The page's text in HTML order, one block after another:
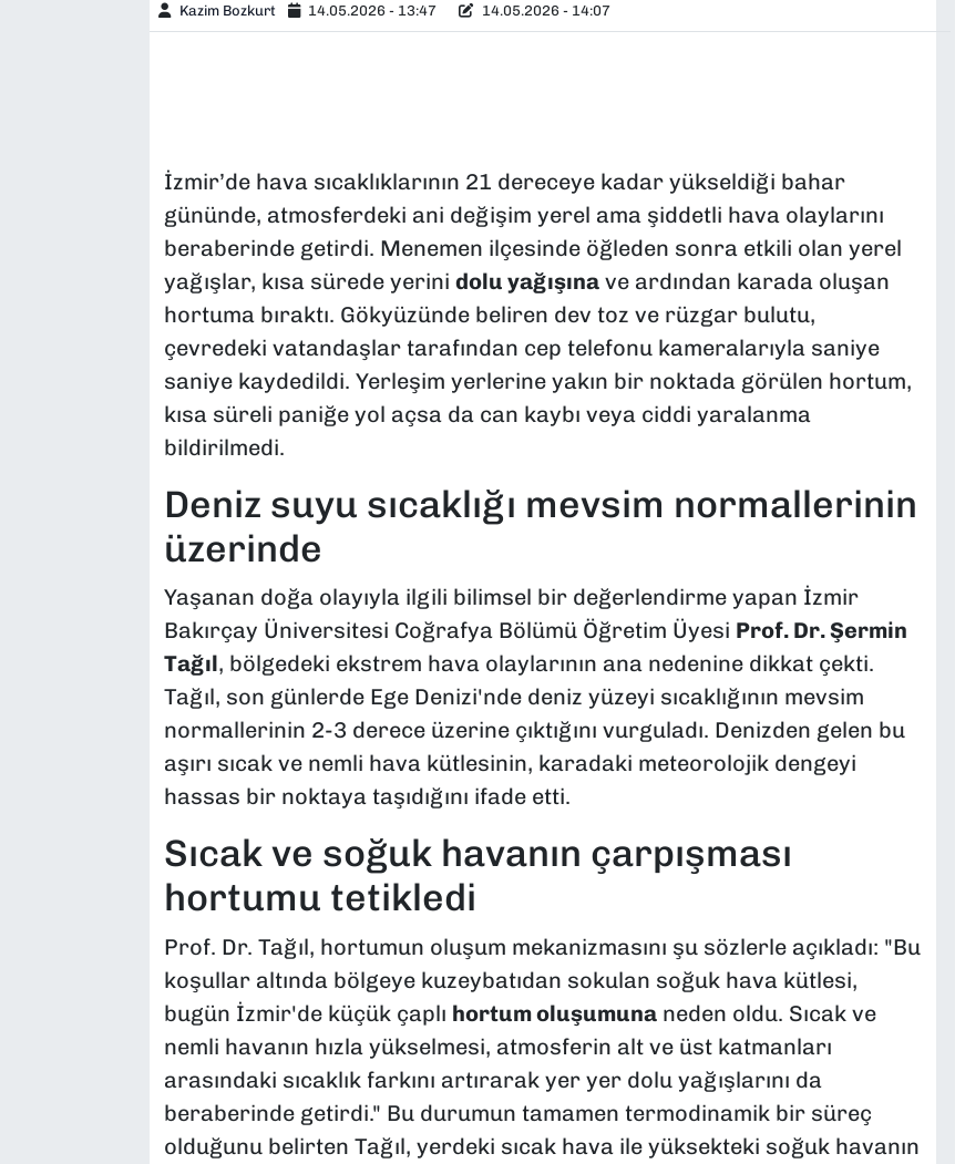
Kazim Bozkurt 14.05.2026 - 13:47 14.05.2026 - 14:07
İzmir’de hava sıcaklıklarının 21 dereceye kadar yükseldiği bahar
gününde, atmosferdeki ani değişim yerel ama şiddetli hava olaylarını
beraberinde getirdi. Menemen ilçesinde öğleden sonra etkili olan yerel
yağışlar, kısa sürede yerini dolu yağışınave ardından karada oluşan
hortuma bıraktı. Gökyüzünde beliren dev toz ve rüzgar bulutu,
çevredeki vatandaşlar tarafından cep telefonu kameralarıyla saniye
saniye kaydedildi. Yerleşim yerlerine yakın bir noktada görülen hortum,
kısa süreli paniğe yol açsa da can kaybı veya ciddi yaralanma
bildirilmedi.
Deniz suyu sıcaklığı mevsim normallerinin
üzerinde
Yaşanan doğa olayıyla ilgili bilimsel bir değerlendirme yapan İzmir
Bakırçay Üniversitesi Coğrafya Bölümü Öğretim Üyesi Prof. Dr. Şermin
Tağıl, bölgedeki ekstrem hava olaylarının ana nedenine dikkat çekti.
Tağıl, son günlerde Ege Denizi'nde deniz yüzeyi sıcaklığının mevsim
normallerinin 2-3 derece üzerine çıktığını vurguladı. Denizden gelen bu
aşırı sıcak ve nemli hava kütlesinin, karadaki meteorolojik dengeyi
hassas bir noktaya taşıdığını ifade etti.
Sıcak ve soğuk havanın çarpışması
hortumu tetikledi
Prof. Dr. Tağıl, hortumun oluşum mekanizmasını şu sözlerle açıkladı: "Bu
koşullar altında bölgeye kuzeybatıdan sokulan soğuk hava kütlesi,
bugün İzmir'de küçük çaplı hortum oluşumunaneden oldu. Sıcak ve
nemli havanın hızla yükselmesi, atmosferin alt ve üst katmanları
arasındaki sıcaklık farkını artırarak yer yer dolu yağışlarını da
beraberinde getirdi." Bu durumun tamamen termodinamik bir süreç
olduğunu belirten Tağıl, yerdeki sıcak hava ile yüksekteki soğuk havanın